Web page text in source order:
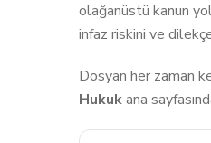
olağanüstü kanun
infaz riskini ve
Dosyan her zaman
Hukukana